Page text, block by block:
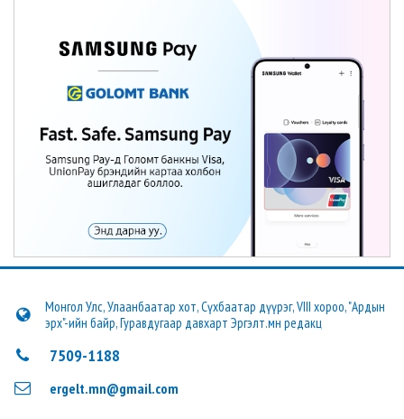
Монгол Улс, Улаанбаатар хот, Сүхбаатар дүүрэг, VIII хороо, "Ардын
эрх"-ийн байр, Гуравдугаар давхарт Эргэлт.мн редакц
7509-1188
ergelt.mn@gmail.com